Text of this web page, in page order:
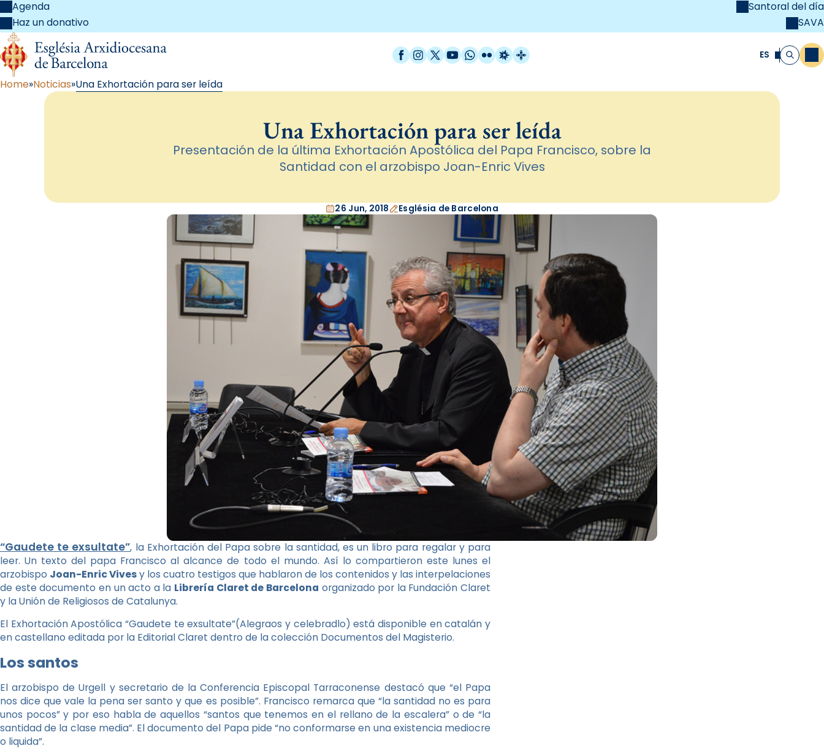
Agenda
Haz un donativo
Santoral del día
SAVA
Facebook
Instagram
X / Twitter
YouTube
WhatsApp
FlickrRadio Estel
Catalunya Cristiana ES Buscar
Home Noticias Una Exhortación para ser leída
Una Exhortación para ser leída
Presentación de la última Exhortación Apostólica del Papa Francisco, sobre la
Santidad con el arzobispo Joan-Enric Vives
26 Jun, 2018 Església de Barcelona
“Gaudete te exsultate”, la Exhortación del Papa sobre la santidad, es un libro para regalar y para
leer. Un texto del papa Francisco al alcance de todo el mundo. Así lo compartieron este lunes el
arzobispo Joan-Enric Vivesy los cuatro testigos que hablaron de los contenidos y las interpelaciones
de este documento en un acto a la Librería Claret de Barcelona organizado por la Fundación Claret
y la Unión de Religiosos de Catalunya.
El Exhortación Apostólica “Gaudete te exsultate”(Alegraos y celebradlo) está disponible en catalán y
en castellano editada por la Editorial Claret dentro de la colección Documentos del Magisterio.
Los santos
El arzobispo de Urgell y secretario de la Conferencia Episcopal Tarraconense destacó que “el Papa
nos dice que vale la pena ser santo y que es posible”. Francisco remarca que “la santidad no es para
unos pocos” y por eso habla de aquellos “santos que tenemos en el rellano de la escalera” o de “la
santidad de la clase media”. El documento del Papa pide “no conformarse en una existencia mediocre
o liquida”.